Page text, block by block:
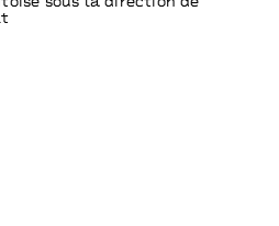
sous la direction de